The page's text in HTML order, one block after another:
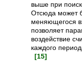
выше при
Отсюда может
меняющегося
позволяет
воздействие
каждого
[15]